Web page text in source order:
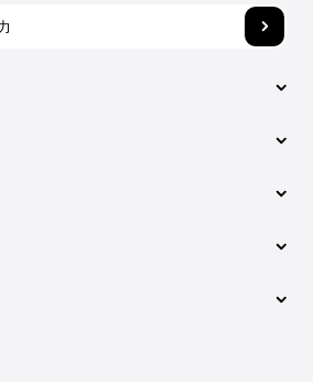
する簡単方法